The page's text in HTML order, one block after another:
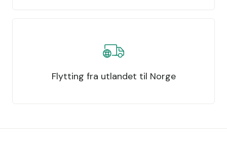
Flytting fra utlandet til Norge